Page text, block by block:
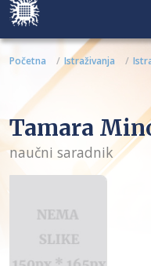
Početna Istraživanja
Tamara
naučni saradnik